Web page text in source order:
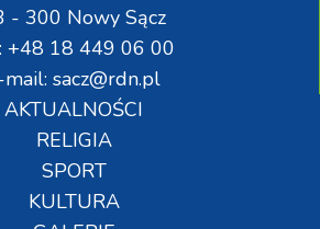
- 300 Nowy Sącz
+48 18 449 06 00
sacz@rdn.pl
AKTUALNOŚCI
RELIGIA
SPORT
KULTURA